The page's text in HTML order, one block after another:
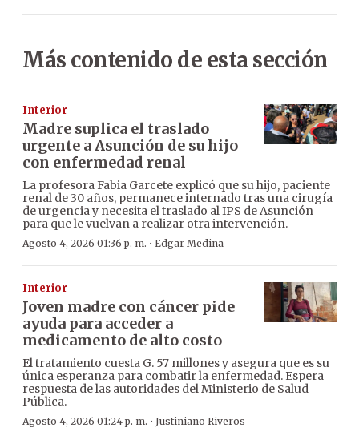
Más contenido de esta sección
Interior
Madre suplica el traslado
urgente a Asunción de su hijo
con enfermedad renal
La profesora Fabia Garcete explicó que su hijo, paciente
renal de 30 años, permanece internado tras una cirugía
de urgencia y necesita el traslado al IPS de Asunción
para que le vuelvan a realizar otra intervención.
Agosto 4, 2026 01:36 p. m. · Edgar Medina
Interior
Joven madre con cáncer pide
ayuda para acceder a
medicamento de alto costo
El tratamiento cuesta G. 57 millones y asegura que es su
única esperanza para combatir la enfermedad. Espera
respuesta de las autoridades del Ministerio de Salud
Pública.
Agosto 4, 2026 01:24 p. m. · Justiniano Riveros